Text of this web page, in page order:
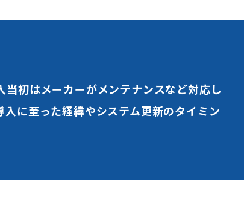
初はメーカーがメンテナンスなど対応し
に至った経緯やシステム更新のタイミン